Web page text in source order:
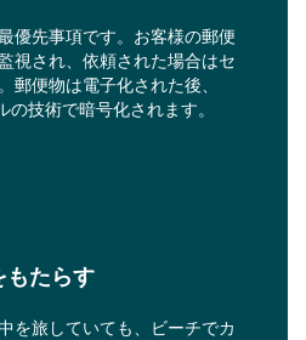
優先事項です。お客様の郵便
視され、依頼された場合はセ
郵便物は電子化された後、
技術で暗号化されます。
もたらす
を旅していても、ビーチでカ